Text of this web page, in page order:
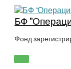
Перейти
содержимому
БФ
Фонд
ГЛАВНОЕ